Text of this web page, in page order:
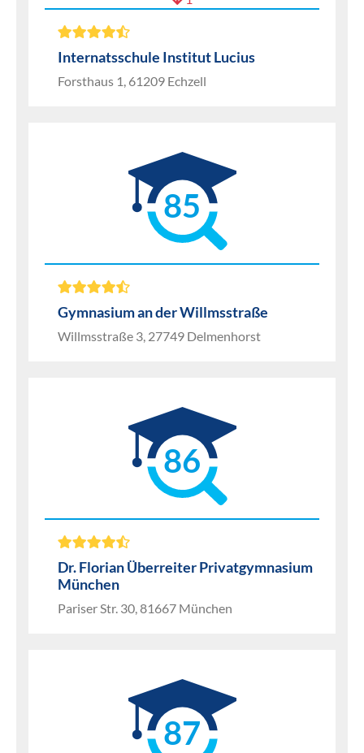
Internatsschule Institut Lucius
Forsthaus 1, 61209 Echzell
85
Gymnasium an der Willmsstraße
Willmsstraße 3, 27749 Delmenhorst
86
Dr. Florian Überreiter Privatgymnasium
München
Pariser Str. 30, 81667 München
87